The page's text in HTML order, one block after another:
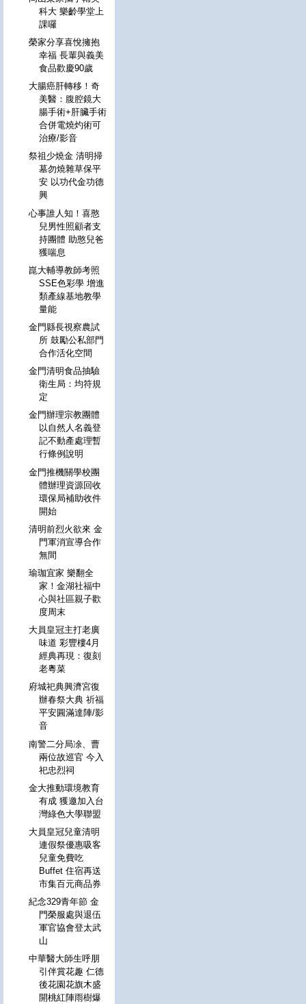
科大 樂齡學堂上
課囉
榮家分享喜悅擁抱
幸福 長輩與義美
食品歡慶90歲
大腸癌肝轉移！奇
美醫：腹腔鏡大
腸手術+肝臟手術
合併電燒灼術可
治療/影音
祭祖少燒金 清明掃
墓勿燒雜草保平
安 以功代金功德
興
心事誰人知！喜憨
兒男性照顧者支
持團體 助憨兒爸
獲喘息
崑大輔導教師考照
SSE色彩學 增進
類產線基地教學
量能
金門縣長視察農試
所 鼓勵公私部門
合作活化空間
金門清明食品抽驗
衛生局：均符規
定
金門辦理宗教團體
以自然人名義登
記不動產處理暫
行條例說明
金門推機關學校團
體辦理資源回收
環保局補助收件
開始
清明前烈火欲來 金
門軍消宣導合作
無間
瑜珈宜家 樂翻全
家！金湖社福中
心與社區親子歡
度周末
大員皇冠主打老廣
味道 彩豐樓4月
經典再現：復刻
老粵菜
府城祀典興濟宮復
辦春祭大典 祈福
平安圓滿達陣/影
音
南警二分局凃、曹
兩位故巡官 今入
祀忠烈祠
金大推動環境教育
有成 獲邀加入台
灣綠色大學聯盟
大員皇冠兒童清明
連假祭優惠吸客
兒童免費吃
Buffet 住宿再送
市集百元商品券
紀念329青年節 金
門榮服處與退伍
軍官協會登太武
山
中華醫大師生呼朋
引伴賞花趣 仁德
後花園花旗木盛
開桃紅陣雨樹爆